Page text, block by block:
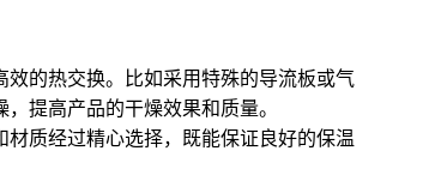
的热交换。比如采用特殊的导流板或气
提高产品的干燥效果和质量。
质经过精心选择，既能保证良好的保温